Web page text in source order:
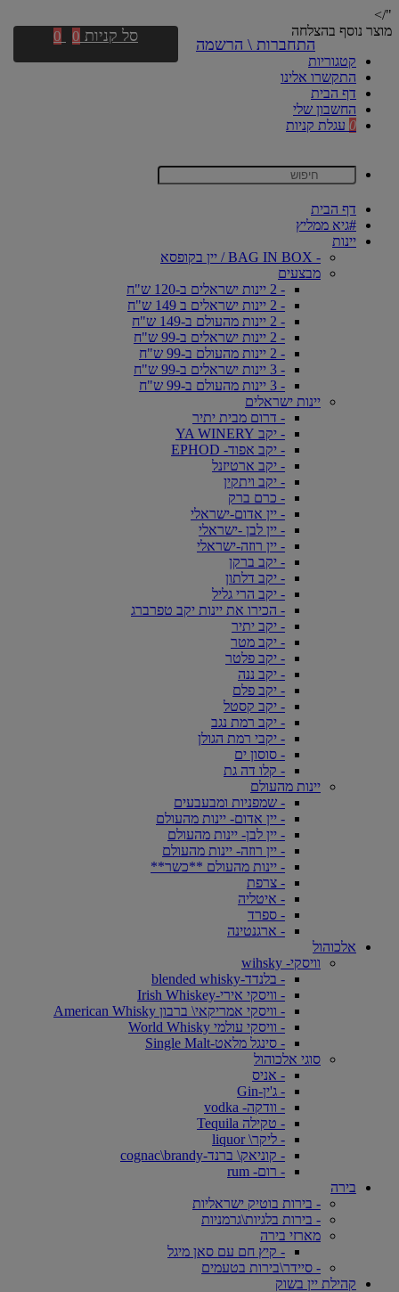
"/>
מוצר נוסף בהצלחה
קטגוריות
התקשרו אלינו
דף הבית
החשבון שלי
0 עגלת קניות
דף הבית
#גיא ממליץ
יינות
- BAG IN BOX / יין בקופסא
מבצעים
- 2 יינות ישראלים ב-120 ש"ח
- 2 יינות ישראלים ב 149 ש"ח
- 2 יינות מהעולם ב-149 ש"ח
- 2 יינות ישראלים ב-99 ש"ח
- 2 יינות מהעולם ב-99 ש"ח
- 3 יינות ישראלים ב-99 ש"ח
- 3 יינות מהעולם ב-99 ש"ח
יינות ישראלים
- דרום מבית יתיר
- יקב YA WINERY
- יקב אפוד- EPHOD
- יקב ארטיזנל
- יקב ויתקין
- כרם ברק
- יין אדום-ישראלי
- יין לבן -ישראלי
- יין רוזה-ישראלי
- יקב ברקן
- יקב דלתון
- יקב הרי גליל
- הכירו את יינות יקב טפרברג
- יקב יתיר
- יקב מטר
- יקב פלטר
- יקב ננה
- יקב פלם
- יקב קסטל
- יקב רמת נגב
- יקבי רמת הגולן
- סוסון ים
- קלו דה גת
יינות מהעולם
- שמפניות ומבעבעים
- יין אדום- יינות מהעולם
- יין לבן- יינות מהעולם
- יין רוזה- יינות מהעולם
- יינות מהעולם **כשר**
- צרפת
- איטליה
- ספרד
- ארגנטינה
אלכוהול
וויסקי- wihsky
- בלנדד-blended whisky
- וויסקי אירי-Irish Whiskey
- וויסקי אמריקאי\ ברבון American Whisky
- וויסקי עולמי World Whisky
- סינגל מלאט-Single Malt
סוגי אלכוהול
- אניס
- ג'ין-Gin
- וודקה- vodka
- טקילה Tequila
- ליקר\ liquor
- קוניאק\ ברנד-cognac\brandy
- רום- rum
בירה
- בירות בוטיק ישראליות
- בירות בלגיות\גרמניות
מארזי בירה
- קיץ חם עם סאן מיגל
- סיידר\בירות בטעמים
קהילת יין בשוק
התחברות \ הרשמה סל קניות 0
0